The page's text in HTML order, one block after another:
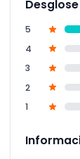
5
4
3
2
1